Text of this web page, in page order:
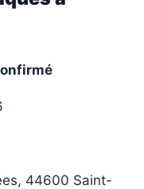
44600 Saint-